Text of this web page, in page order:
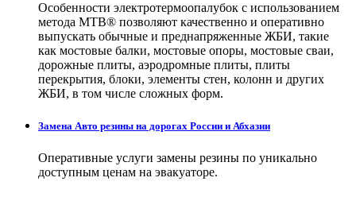
Особенности электротермоопалубок с использованием
метода МТВ® позволяют качественно и оперативно
выпускать обычные и преднапряженные ЖБИ, такие
как мостовые балки, мостовые опоры, мостовые сваи,
дорожные плиты, аэродромные плиты, плиты
перекрытия, блоки, элементы стен, колонн и других
ЖБИ, в том числе сложных форм.
Замена Авто резины на дорогах России и Абхазии
Оперативные услуги замены резины по уникально
доступным ценам на эвакуаторе.